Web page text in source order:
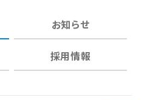
お知らせ
採用情報